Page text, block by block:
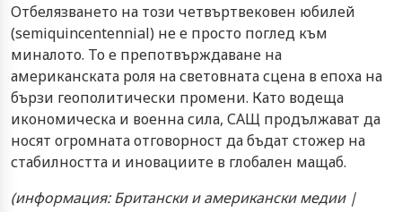
Отбелязването на този четвъртвековен юбилей
(semiquincentennial) не е просто поглед към
миналото. То е препотвърждаване на
американската роля на световната сцена в епоха на
бързи геополитически промени. Като водеща
икономическа и военна сила, САЩ продължават да
носят огромната отговорност да бъдат стожер на
стабилността и иновациите в глобален мащаб.
(информация: Британски и американски медии |